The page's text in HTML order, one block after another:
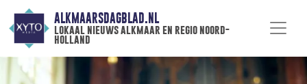
ALKMAARSDAGBLAD.NL
lokaal nieuws alkmaar en regio noord-
holland